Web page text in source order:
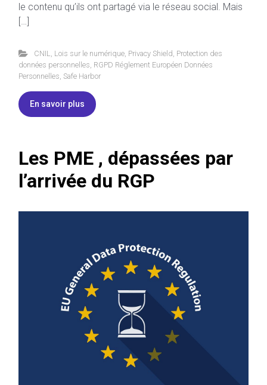
le contenu qu’ils ont partagé via le réseau social. Mais
[…]
CNIL Lois sur le numérique, Privacy Shield Protection des
données personnelles RGPD Réglement Européen Données
Personnelles Safe Harbor
En savoir plus
Les PME , dépassées par
l’arrivée du RGP